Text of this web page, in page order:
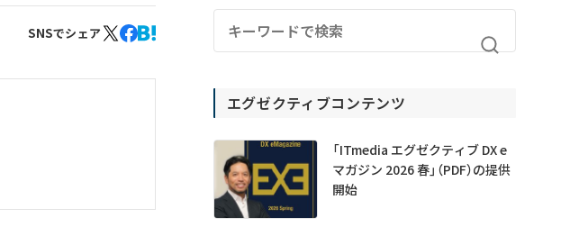
SNSでシェア
エグゼクティブコンテンツ
「ITmedia エグゼクティブ DX e
マガジン 2026 春」（PDF）の提供
開始